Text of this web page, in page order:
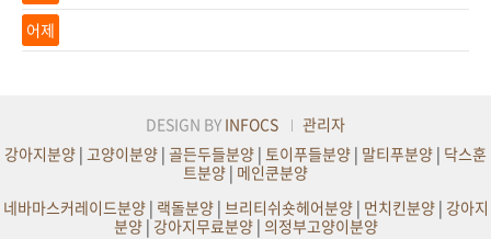
어제
DESIGN BY INFOCS
관리자
강아지분양 | 고양이분양 | 골든두들분양 | 토이푸들분양 | 말티푸분양 | 닥스훈
트분양 | 메인쿤분양
네바마스커레이드분양| 랙돌분양| 브리티쉬숏헤어분양| 먼치킨분양| 강아지
분양|강아지무료분양| 의정부고양이분양